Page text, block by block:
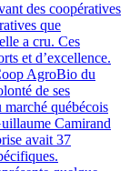
des coopératives
que
a cru. Ces
et d’excellence.
AgroBio du
de ses
marché québécois
Camirand
avait 37